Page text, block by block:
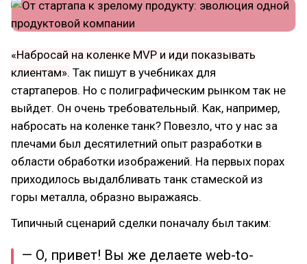
«Набросай на коленке MVP и иди показывать
клиентам». Так пишут в учебниках для
стартаперов. Но с полиграфическим рынком так не
выйдет. Он очень требовательный. Как, например,
набросать на коленке танк? Повезло, что у нас за
плечами был десятилетний опыт разработки в
области обработки изображений. На первых порах
приходилось выдалбливать танк стамеской из
горы металла, образно выражаясь.
Типичный сценарий сделки поначалу был таким:
— О, привет! Вы же делаете web-to-